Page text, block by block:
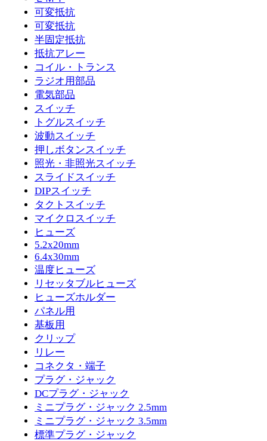
可変抵抗
可変抵抗
半固定抵抗
抵抗アレー
コイル・トランス
ラジオ用部品
電気部品
スイッチ
トグルスイッチ
波動スイッチ
押しボタンスイッチ
照光・非照光スイッチ
スライドスイッチ
DIPスイッチ
タクトスイッチ
マイクロスイッチ
ヒューズ
5.2x20mm
6.4x30mm
温度ヒューズ
リセッタブルヒューズ
ヒューズホルダー
パネル用
基板用
クリップ
リレー
コネクタ・端子
プラグ・ジャック
DCプラグ・ジャック
ミニプラグ・ジャック 2.5mm
ミニプラグ・ジャック 3.5mm
標準プラグ・ジャック